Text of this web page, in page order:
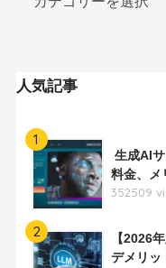
人気記事
1
生成AI
料金、メ
352509
2
【2026
デメリッ